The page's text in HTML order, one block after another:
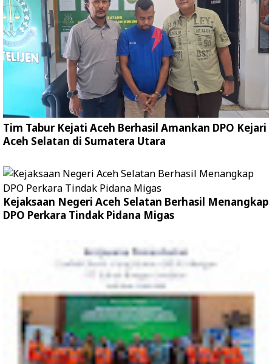
Tim Tabur Kejati Aceh Berhasil Amankan DPO Kejari
Aceh Selatan di Sumatera Utara
Kejaksaan Negeri Aceh Selatan Berhasil Menangkap
DPO Perkara Tindak Pidana Migas